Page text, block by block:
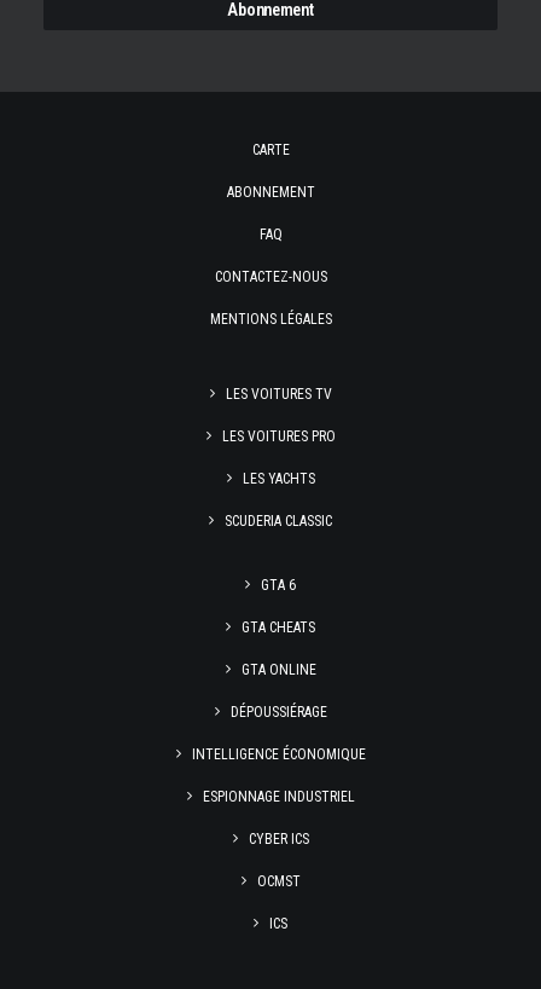
CARTE
ABONNEMENT
FAQ
CONTACTEZ-NOUS
MENTIONS LÉGALES
LES VOITURES TV
LES VOITURES PRO
LES YACHTS
SCUDERIA CLASSIC
GTA 6
GTA CHEATS
GTA ONLINE
DÉPOUSSIÉRAGE
INTELLIGENCE ÉCONOMIQUE
ESPIONNAGE INDUSTRIEL
CYBER ICS
OCMST
ICS